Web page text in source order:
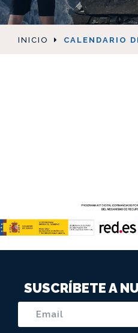
INICIO CALENDARIO
SUSCRÍBETE A